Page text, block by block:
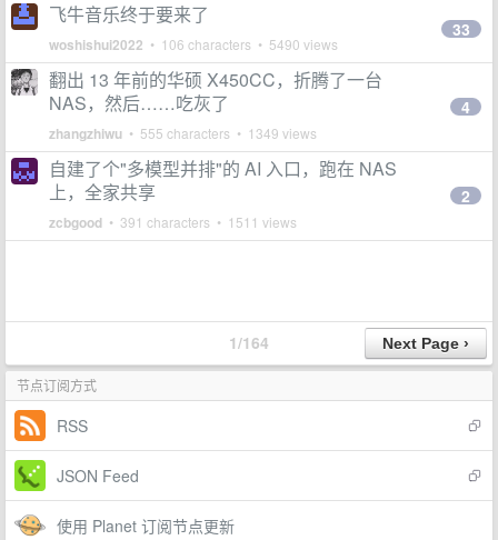
飞牛音乐终于要来了
woshishui2022 • 106 characters • 5490 views
33
翻出 13 年前的华硕 X450CC，折腾了一台
NAS，然后……吃灰了
zhangzhiwu • 555 characters • 1349 views
4
自建了个"多模型并排"的 AI 入口，跑在 NAS
上，全家共享
zcbgood • 391 characters • 1511 views
2
1/164
节点订阅方式
RSS
JSON Feed
使用 Planet 订阅节点更新